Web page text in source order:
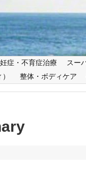
症・不育症治療 スー
整体・ボディケア